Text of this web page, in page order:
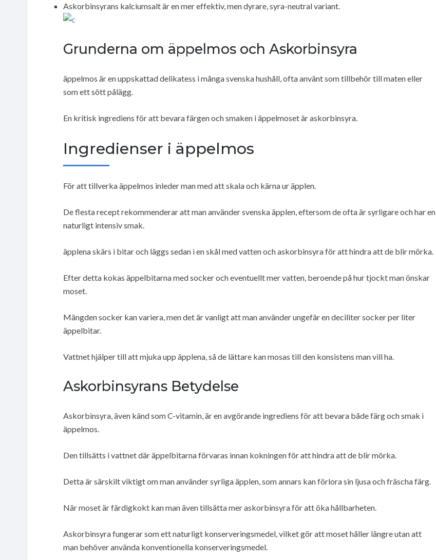
Askorbinsyrans kalciumsalt är en mer effektiv, men dyrare, syra-neutral variant.
Grunderna om äppelmos och Askorbinsyra
äppelmos är en uppskattad delikatess i många svenska hushåll, ofta använt som tillbehör till maten eller
som ett sött pålägg.
En kritisk ingrediens för att bevara färgen och smaken i äppelmoset är askorbinsyra.
Ingredienser i äppelmos
För att tillverka äppelmos inleder man med att skala och kärna ur äpplen.
De flesta recept rekommenderar att man använder svenska äpplen, eftersom de ofta är syrligare och har en
naturligt intensiv smak.
äpplena skärs i bitar och läggs sedan i en skål med vatten och askorbinsyra för att hindra att de blir mörka.
Efter detta kokas äppelbitarna med socker och eventuellt mer vatten, beroende på hur tjockt man önskar
moset.
Mängden socker kan variera, men det är vanligt att man använder ungefär en deciliter socker per liter
äppelbitar.
Vattnet hjälper till att mjuka upp äpplena, så de lättare kan mosas till den konsistens man vill ha.
Askorbinsyrans Betydelse
Askorbinsyra, även känd som C-vitamin, är en avgörande ingrediens för att bevara både färg och smak i
äppelmos.
Den tillsätts i vattnet där äppelbitarna förvaras innan kokningen för att hindra att de blir mörka.
Detta är särskilt viktigt om man använder syrliga äpplen, som annars kan förlora sin ljusa och fräscha färg.
När moset är färdigkokt kan man även tillsätta mer askorbinsyra för att öka hållbarheten.
Askorbinsyra fungerar som ett naturligt konserveringsmedel, vilket gör att moset håller längre utan att
man behöver använda konventionella konserveringsmedel.